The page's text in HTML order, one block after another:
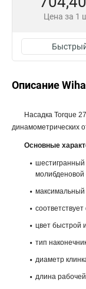
Цена за 1
Описание
Насадка Torque
динамометрических
Основные
молибденовой
цвет быстрой
тип
диаметр
длина